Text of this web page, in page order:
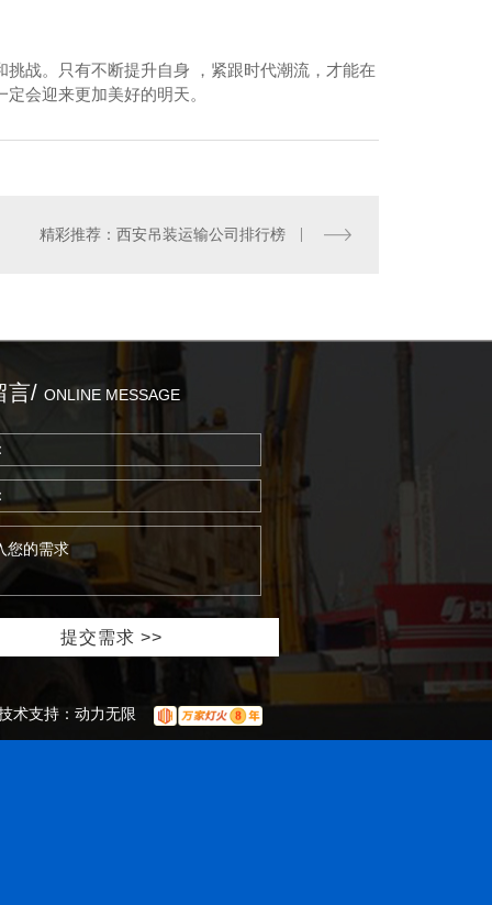
战。只有不断提升自身 ，紧跟时代潮流，才能在
会迎来更加美好的明天。
精彩推荐：西安吊装运输公司排行榜
言/ ONLINE MESSAGE
支持： 动力无限